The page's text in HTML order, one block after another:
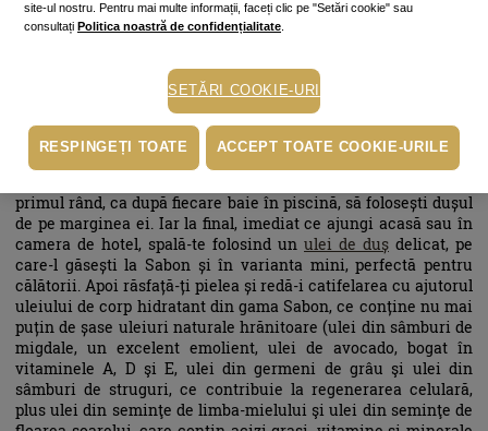
Redă corpului hidratarea
Pielea de pe corp are de suferit din cauza apei tratate din
primul rând, ca după fiecare baie în piscină, să folosești dușul
de pe marginea ei. Iar la final, imediat ce ajungi acasă sau în
camera de hotel, spală-te folosind un ulei de duș delicat, pe
care-l găsești la Sabon și în varianta mini, perfectă pentru
călătorii. Apoi răsfață-ți pielea și redă-i catifelarea cu ajutorul
uleiului de corp hidratant din gama Sabon, ce conține nu mai
puțin de șase uleiuri naturale hrănitoare (ulei din sâmburi de
migdale, un excelent emolient, ulei de avocado, bogat în
vitaminele A, D şi E, ulei din germeni de grâu şi ulei din
sâmburi de struguri, ce contribuie la regenerarea celulară,
plus ulei din seminţe de limba-mielului şi ulei din seminţe de
site-ul nostru. Pentru mai multe informații, faceți clic pe "Setări cookie" sau
consultați Politica noastră de confidențialitate
SETĂRI COOKIE-URI
RESPINGEȚI TOATE ACCEPT TOATE COOKIE-URILE